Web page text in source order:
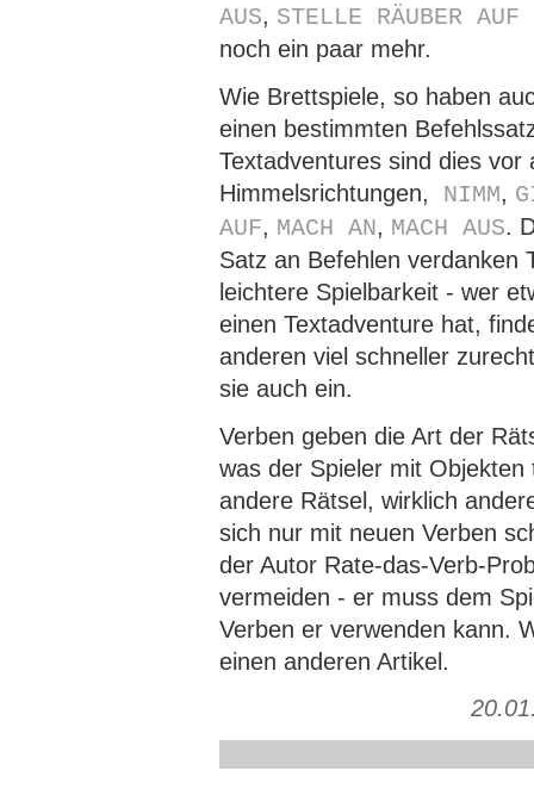
AUS, STELLE RÄUBER
noch ein paar mehr.
Wie Brettspiele, so haben
einen bestimmten
Textadventures sind dies vor
Himmelsrichtungen,
NIMM,
AUF, MACH AN, MACH AUS.
Satz an Befehlen verdanken
leichtere Spielbarkeit - wer
einen Textadventure hat,
anderen viel schneller
sie auch ein.
Verben geben die Art der
was der Spieler mit Objekten
andere Rätsel, wirklich
sich nur mit neuen Verben
der Autor Rate-das-Verb-
vermeiden - er muss dem
Verben er verwenden kann.
einen anderen Artikel.